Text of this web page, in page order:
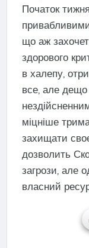
Початок
що аж
здорового
в халепу,
все, але дещо
міцніше
захищати
дозволить
загрози, але
власний